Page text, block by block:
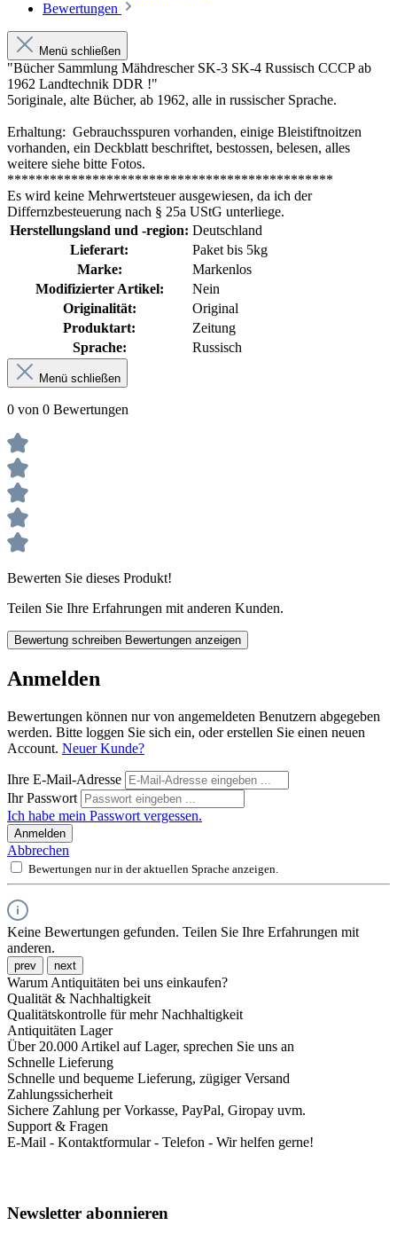
Bewertungen
Menü schließen
"Bücher Sammlung Mähdrescher SK-3 SK-4 Russisch CCCP ab
1962 Landtechnik DDR !"
5originale, alte Bücher, ab 1962, alle in russischer Sprache.
Erhaltung: Gebrauchsspuren vorhanden, einige Bleistiftnoitzen
vorhanden, ein Deckblatt beschriftet, bestossen, belesen, alles
weitere siehe bitte Fotos.
**********************************************
Es wird keine Mehrwertsteuer ausgewiesen, da ich der
Differnzbesteuerung nach § 25a UStG unterliege.
Herstellungsland und -region: Deutschland
Lieferart:
Paket bis 5kg
Marke:
Markenlos
Modifizierter Artikel:
Nein
Originalität:
Original
Produktart:
Zeitung
Sprache:
Russisch
Menü schließen
0 von 0 Bewertungen
Bewerten Sie dieses Produkt!
Teilen Sie Ihre Erfahrungen mit anderen Kunden.
Bewertung schreiben Bewertungen anzeigen
Anmelden
Bewertungen können nur von angemeldeten Benutzern abgegeben
werden. Bitte loggen Sie sich ein, oder erstellen Sie einen neuen
Account. Neuer Kunde?
Ihre E-Mail-Adresse
Ihr Passwort
Ich habe mein Passwort vergessen.
Anmelden
Abbrechen
Bewertungen nur in der aktuellen Sprache anzeigen.
Keine Bewertungen gefunden. Teilen Sie Ihre Erfahrungen mit
anderen.
prev next
Warum Antiquitäten bei uns einkaufen?
Qualität & Nachhaltigkeit
Qualitätskontrolle für mehr Nachhaltigkeit
Antiquitäten Lager
Über 20.000 Artikel auf Lager, sprechen Sie uns an
Schnelle Lieferung
Schnelle und bequeme Lieferung, zügiger Versand
Zahlungssicherheit
Sichere Zahlung per Vorkasse, PayPal, Giropay uvm.
Support & Fragen
E-Mail - Kontaktformular - Telefon - Wir helfen gerne!
Newsletter abonnieren